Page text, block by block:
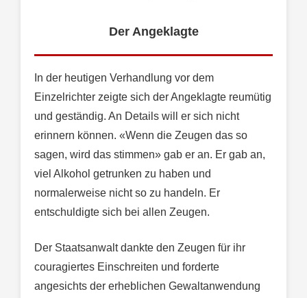
Der Angeklagte
In der heutigen Verhandlung vor dem
Einzelrichter zeigte sich der Angeklagte reumütig
und geständig. An Details will er sich nicht
erinnern können. «Wenn die Zeugen das so
sagen, wird das stimmen» gab er an. Er gab an,
viel Alkohol getrunken zu haben und
normalerweise nicht so zu handeln. Er
entschuldigte sich bei allen Zeugen.
Der Staatsanwalt dankte den Zeugen für ihr
couragiertes Einschreiten und forderte
angesichts der erheblichen Gewaltanwendung